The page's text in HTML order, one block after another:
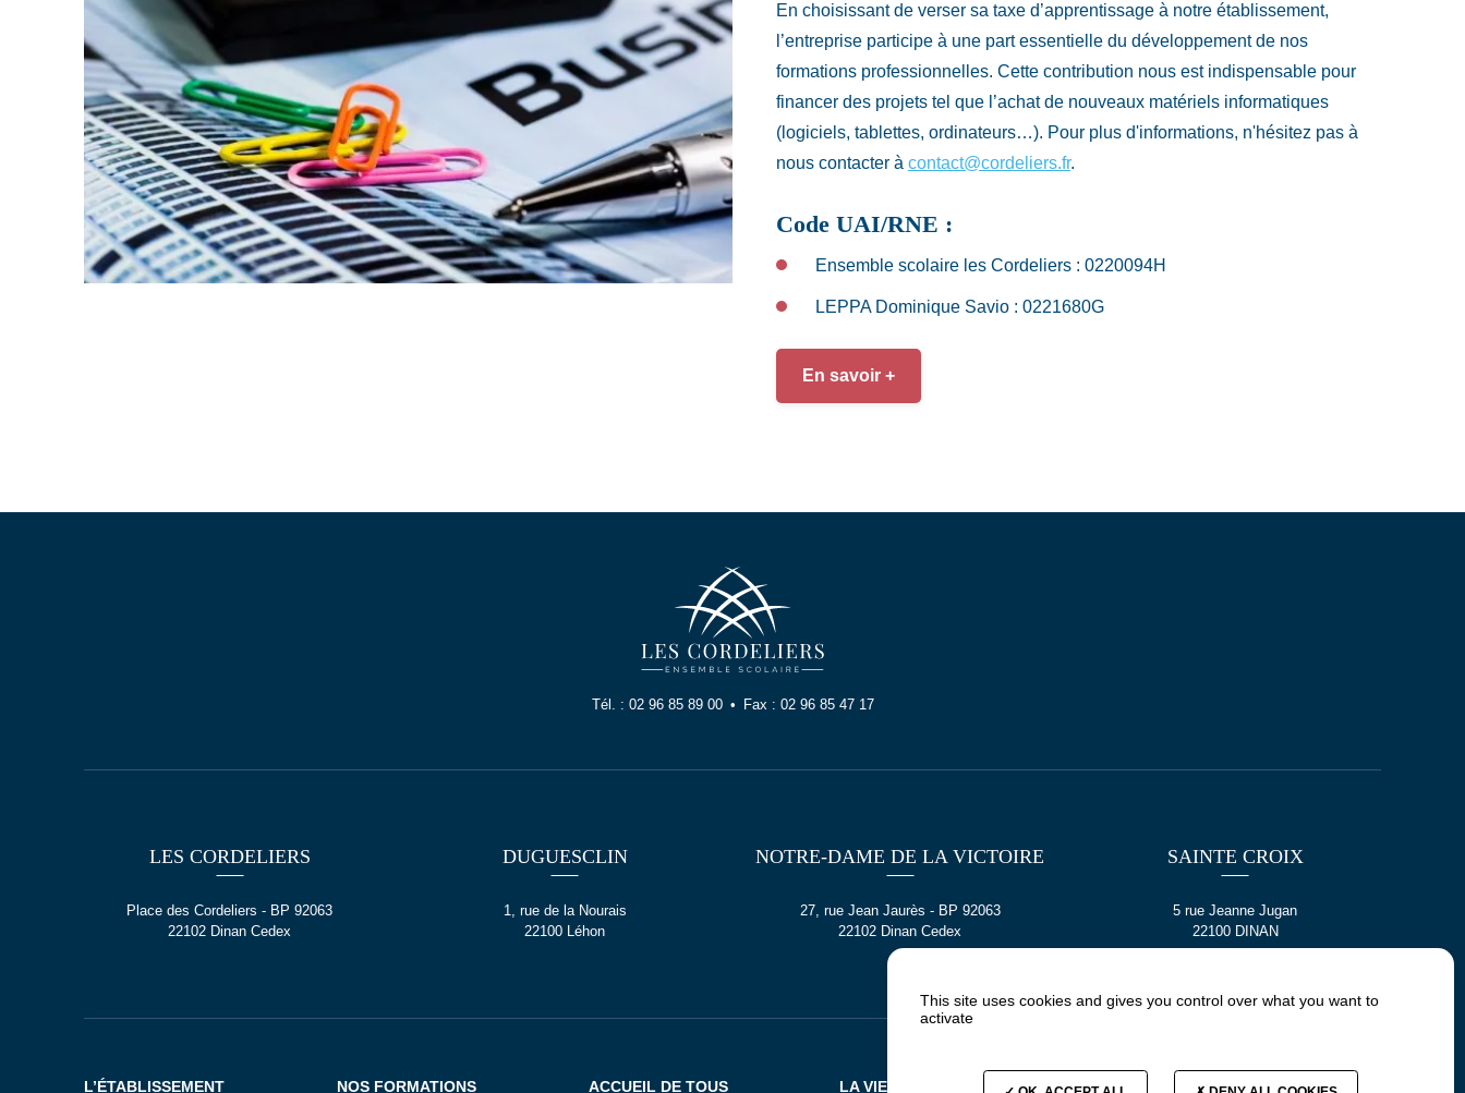
En choisissant de verser sa taxe d’apprentissage à notre établissement,
l’entreprise participe à une part essentielle du développement de nos
formations professionnelles. Cette contribution nous est indispensable pour
financer des projets tel que l’achat de nouveaux matériels informatiques
(logiciels, tablettes, ordinateurs…). Pour plus d'informations, n'hésitez pas à
nous contacter à contact@cordeliers.fr.
Code UAI/RNE :
Ensemble scolaire les Cordeliers : 0220094H
LEPPA Dominique Savio : 0221680G
En savoir +
Tél. : 02 96 85 89 00 Fax : 02 96 85 47 17
LES CORDELIERS
Place des Cordeliers - BP 92063
22102 Dinan Cedex
DUGUESCLIN
1, rue de la Nourais
22100 Léhon
NOTRE-DAME DE LA VICTOIRE
27, rue Jean Jaurès - BP 92063
22102 Dinan Cedex
SAINTE CROIX
5 rue Jeanne Jugan
22100 DINAN
L’ÉTABLISSEMENT NOS FORMATIONS ACCUEIL DE TOUS LA VIE DE L’ÉCOLE CONTACT
This site uses cookies and gives you control over what you want to
activate